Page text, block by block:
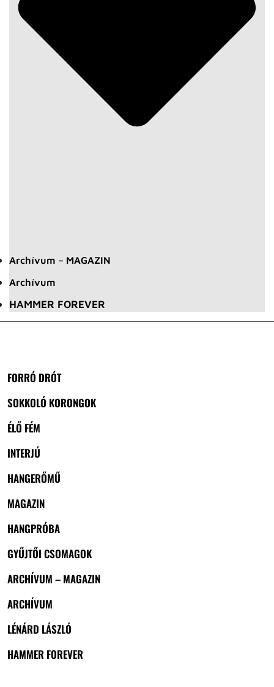
Archívum – MAGAZIN
Archívum
HAMMER FOREVER
FORRÓ DRÓT
SOKKOLÓ KORONGOK
ÉLŐ FÉM
INTERJÚ
HANGERŐMŰ
MAGAZIN
HANGPRÓBA
GYŰJTŐI CSOMAGOK
ARCHÍVUM – MAGAZIN
ARCHÍVUM
LÉNÁRD LÁSZLÓ
HAMMER FOREVER